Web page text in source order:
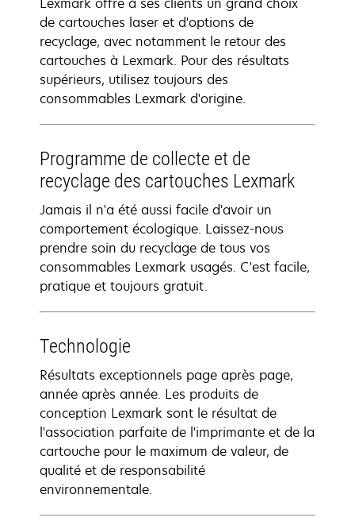
de cartouches laser et d'options de
recyclage, avec notamment le retour des
cartouches à Lexmark. Pour des résultats
supérieurs, utilisez toujours des
consommables Lexmark d'origine.
Programme de collecte et de
recyclage des cartouches Lexmark
Jamais il n'a été aussi facile d'avoir un
comportement écologique. Laissez-nous
prendre soin du recyclage de tous vos
consommables Lexmark usagés. C'est facile,
pratique et toujours gratuit.
Technologie
Résultats exceptionnels page après page,
année après année. Les produits de
conception Lexmark sont le résultat de
l'association parfaite de l'imprimante et de la
cartouche pour le maximum de valeur, de
qualité et de responsabilité
environnementale.